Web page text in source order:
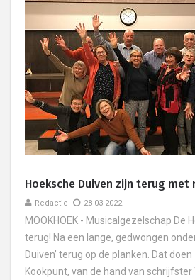
Hoeksche Duiven zijn terug
Redactie 28-03-2022
MOOKHOEK - Musicalgezelschap De
terug! Na een lange, gedwongen
Duiven’ terug op de planken. Dat
Kookpunt, van de hand van schrijfster